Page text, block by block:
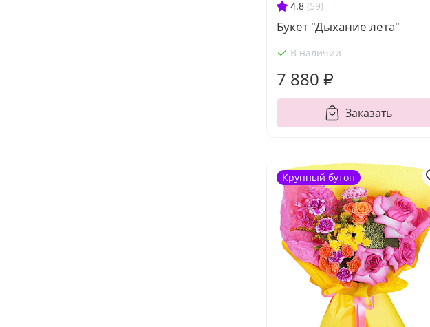
4.8 (59)
Букет "Дыхание лета"
В наличии
7 880 ₽
Заказать
Крупный бутон